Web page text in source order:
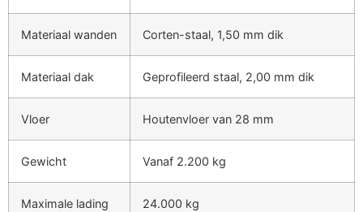
Materiaal wanden Corten-staal, 1,50 mm dik
Materiaal dak Geprofileerd staal, 2,00 mm dik
Vloer Houtenvloer van 28 mm
Gewicht Vanaf 2.200 kg
Maximale lading 24.000 kg